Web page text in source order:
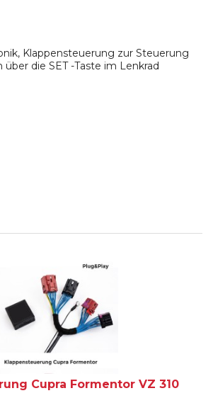
Klappensteuerung zur Steuerung
über die SET -Taste im Lenkrad
Cupra Formentor VZ 310